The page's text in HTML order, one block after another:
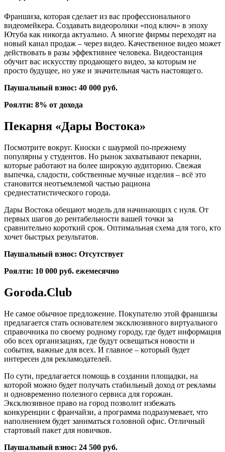
Франшиза, которая сделает из вас профессионального
видеомейкера. Создавать видеоролики «под ключ» в эпоху
Ютуба как никогда актуально. А многие фирмы переходят на
новый канал продаж – через видео. Качественное видео может
действовать в разы эффективнее человека. Видеостанция
обучит вас искусству продающего видео, за которым не
просто будущее, но уже и значительная часть настоящего.
Паушальный взнос: 40 000 руб.
Роялти: 8% от дохода
Пекарня «Дары Востока»
Посмотрите вокруг. Киоски с шаурмой по-прежнему
популярны у студентов. Но рынок захватывают пекарни,
которые работают на более широкую аудиторию. Свежая
выпечка, сладости, собственные мучные изделия – всё это
становится неотъемлемой частью рациона
среднестатистического города.
Дары Востока обещают модель для начинающих с нуля. От
первых шагов до рентабельности вашей точки за
сравнительно короткий срок. Оптимальная схема для того, кто
хочет быстрых результатов.
Паушальный взнос: Отсутствует
Роялти: 10 000 руб. ежемесячно
Goroda.Club
Не самое обычное предложение. Покупателю этой франшизы
предлагается стать основателем эксклюзивного виртуального
справочника по своему родному городу, где будет информация
обо всех организациях, где будут освещаться новости и
события, важные для всех. И главное – который будет
интересен для рекламодателей.
По сути, предлагается помощь в создании площадки, на
которой можно будет получать стабильный доход от рекламы
и одновременно полезного сервиса для горожан.
Эксклюзивное право на город позволит избежать
конкуренции с франчайзи, а программа подразумевает, что
наполнением будет заниматься головной офис. Отличный
стартовый пакет для новичков.
Паушальный взнос: 24 500 руб.